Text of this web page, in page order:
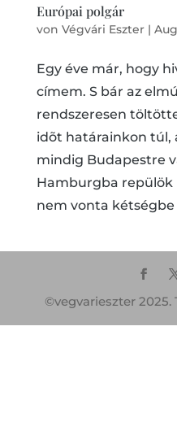
Európai polgár
von Végvári Eszter|
Egy éve már, hogy
címem. S bár az
rendszeresen
idõt határainkon túl,
mindig Budapestre
Hamburgba repülök
nem vonta kétségbe
©vegvarieszter